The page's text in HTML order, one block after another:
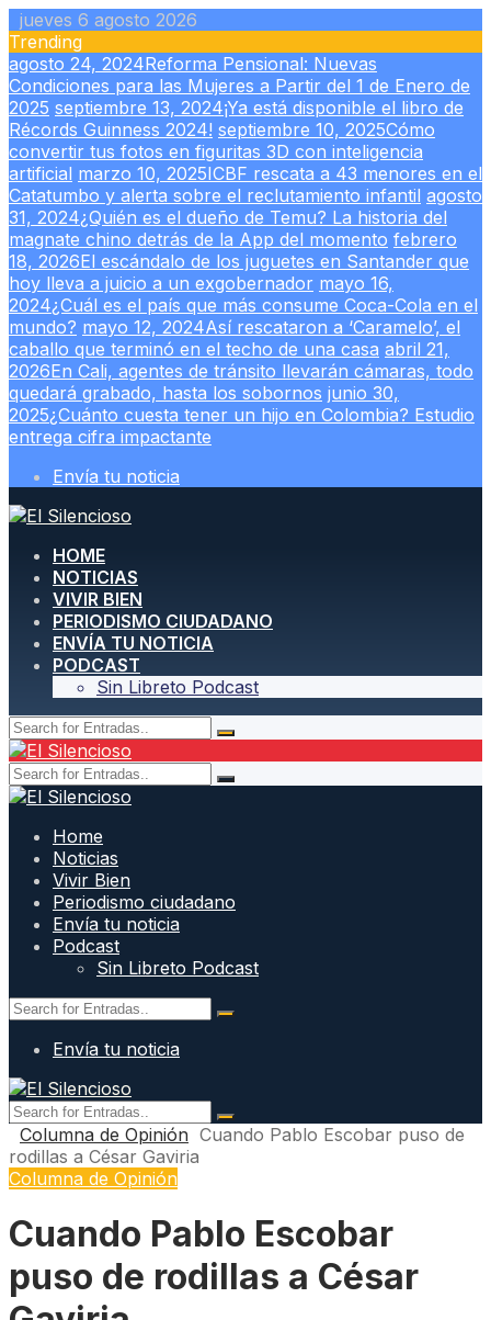
Skip
to
content
jueves 6 agosto 2026
Trending
agosto 24, 2024Reforma Pensional: Nuevas
Condiciones para las Mujeres a Partir del 1 de Enero de
2025 septiembre 13, 2024¡Ya está disponible el libro de
Récords Guinness 2024! septiembre 10, 2025Cómo
convertir tus fotos en figuritas 3D con inteligencia
artificial marzo 10, 2025ICBF rescata a 43 menores en el
Catatumbo y alerta sobre el reclutamiento infantil agosto
31, 2024¿Quién es el dueño de Temu? La historia del
magnate chino detrás de la App del momento febrero
18, 2026El escándalo de los juguetes en Santander que
hoy lleva a juicio a un exgobernador mayo 16,
2024¿Cuál es el país que más consume Coca-Cola en el
mundo? mayo 12, 2024Así rescataron a ‘Caramelo’, el
caballo que terminó en el techo de una casa abril 21,
2026En Cali, agentes de tránsito llevarán cámaras, todo
quedará grabado, hasta los sobornos junio 30,
2025¿Cuánto cuesta tener un hijo en Colombia? Estudio
entrega cifra impactante
Envía tu noticia
HOME
NOTICIAS
VIVIR BIEN
PERIODISMO CIUDADANO
ENVÍA TU NOTICIA
PODCAST
Sin Libreto Podcast
Home
Noticias
Vivir Bien
Periodismo ciudadano
Envía tu noticia
Podcast
Sin Libreto Podcast
Envía tu noticia
Columna de Opinión Cuando Pablo Escobar puso de
rodillas a César Gaviria
Columna de Opinión
Cuando Pablo Escobar
puso de rodillas a César